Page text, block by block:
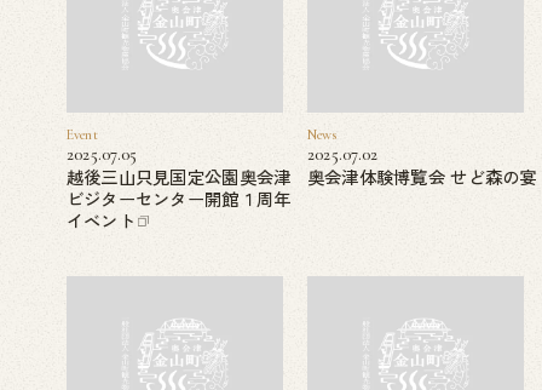
Event
2025.07.05
越後三山只見国定公園奥会津
ビジターセンター開館１周年
イベント
News
2025.07.02
奥会津体験博覧会 せど森の宴